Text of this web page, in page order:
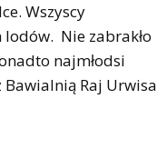
Wszyscy
Nie zabrakło
najmłodsi
Bawialnią Raj Urwisa